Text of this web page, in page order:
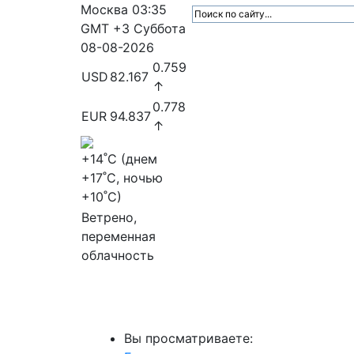
Москва 03:35
GMT +3 Суббота
08-08-2026
USD 82.167
0.759
↑
EUR 94.837
0.778
↑
+14˚C (днем
+17˚C, ночью
+10˚C)
Ветрено,
переменная
облачность
Вы просматриваете: